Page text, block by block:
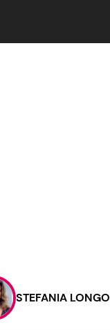
Policy
STEFANIA LONGO